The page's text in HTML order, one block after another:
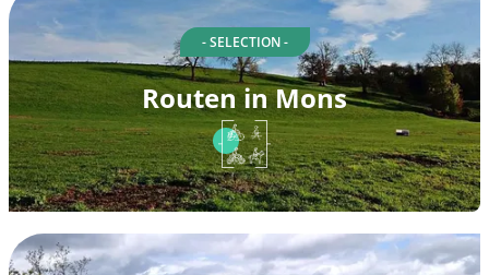
- SELECTION -
Routen in Mons